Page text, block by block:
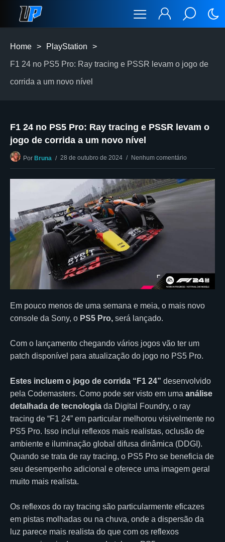
Home > PlayStation >
F1 24 no PS5 Pro: Ray tracing e PSSR levam o jogo de
corrida a um novo nível
F1 24 no PS5 Pro: Ray tracing e PSSR levam o
jogo de corrida a um novo nível
Por Bruna 28 de outubro de 2024 Nenhum comentário
Em pouco menos de uma semana e meia, o mais novo
console da Sony, o PS5 Pro, será lançado.
Com o lançamento chegando vários jogos vão ter um
patch disponível para atualização do jogo no PS5 Pro.
Estes incluem o jogo de corrida “F1 24” desenvolvido
pela Codemasters. Como pode ser visto em uma análise
detalhada de tecnologia da Digital Foundry, o ray
tracing de “F1 24” em particular melhorou visivelmente no
PS5 Pro. Isso inclui reflexos mais realistas, oclusão de
ambiente e iluminação global difusa dinâmica (DDGI).
Quando se trata de ray tracing, o PS5 Pro se beneficia de
seu desempenho adicional e oferece uma imagem geral
muito mais realista.
Os reflexos do ray tracing são particularmente eficazes
em pistas molhadas ou na chuva, onde a dispersão da
luz parece mais realista do que com os reflexos